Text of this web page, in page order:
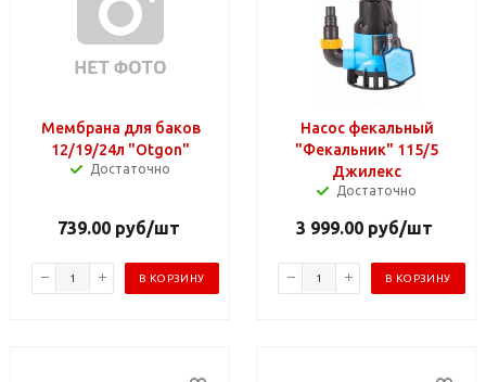
Мембрана для баков
12/19/24л "Otgon"
Достаточно
739.00руб/шт
В КОРЗИНУ
Насос фекальный
"Фекальник" 115/5
Джилекс
Достаточно
3 999.00 руб/шт
В КОРЗИНУ